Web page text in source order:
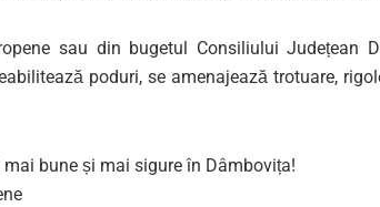
sau din bugetul Consiliului Județean
poduri, se amenajează trotuare,
mai bune și mai sigure în Dâmbovița!